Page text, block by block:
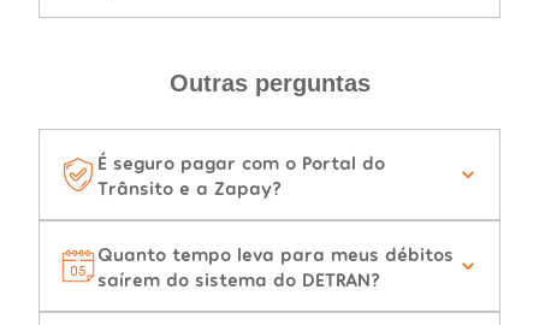
Outras perguntas
É seguro pagar com o Portal do
Trânsito e a Zapay?
Quanto tempo leva para meus débitos
saírem do sistema do DETRAN?